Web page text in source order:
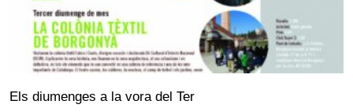
Els diumenges a la vora del Ter